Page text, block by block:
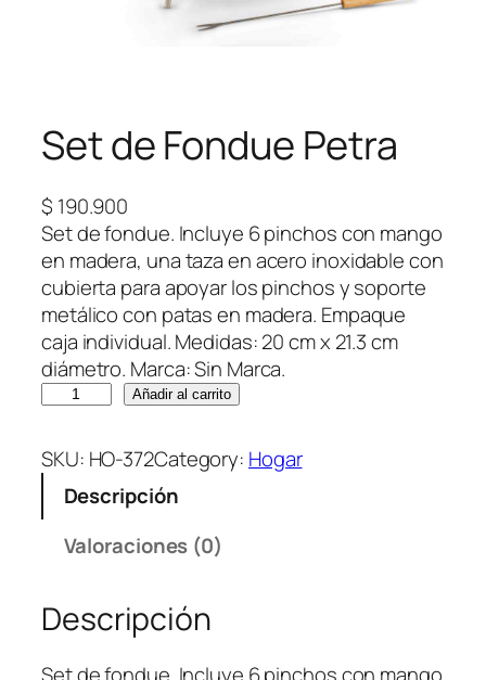
Set de Fondue Petra
$ 190.900
Set de fondue. Incluye 6 pinchos con mango
en madera, una taza en acero inoxidable con
cubierta para apoyar los pinchos y soporte
metálico con patas en madera. Empaque
caja individual. Medidas: 20 cm x 21.3 cm
diámetro. Marca: Sin Marca.
t
d
d
u
e
Añadir al carrito
SKU: HO-372Category: Hogar
Descripción
Valoraciones (0)
Descripción